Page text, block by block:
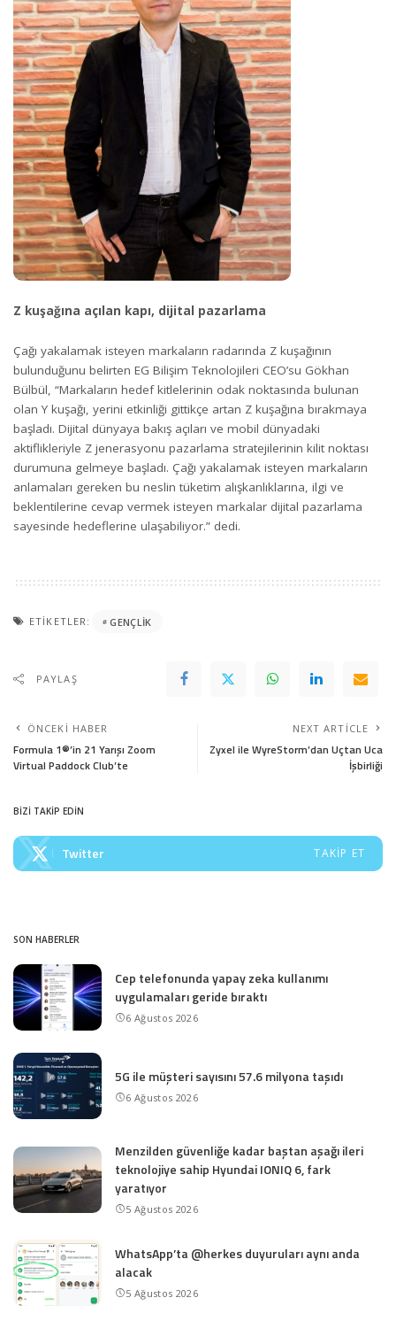
Z kuşağına açılan kapı, dijital pazarlama
Çağı yakalamak isteyen markaların radarında Z kuşağının
bulunduğunu belirten EG Bilişim Teknolojileri CEO’su Gökhan
Bülbül, “Markaların hedef kitlelerinin odak noktasında bulunan
olan Y kuşağı, yerini etkinliği gittikçe artan Z kuşağına bırakmaya
başladı. Dijital dünyaya bakış açıları ve mobil dünyadaki
aktiflikleriyle Z jenerasyonu pazarlama stratejilerinin kilit noktası
durumuna gelmeye başladı. Çağı yakalamak isteyen markaların
anlamaları gereken bu neslin tüketim alışkanlıklarına, ilgi ve
beklentilerine cevap vermek isteyen markalar dijital pazarlama
sayesinde hedeflerine ulaşabiliyor.” dedi.
ETIKETLER: GENÇLIK
PAYLAŞ
ÖNCEKI HABER
Formula 1®’in 21 Yarışı Zoom
Virtual Paddock Club’te
NEXT ARTICLE
Zyxel ile WyreStorm’dan Uçtan Uca
İşbirliği
BİZİ TAKİP EDİN
Twitter TAKIP ET
SON HABERLER
Cep telefonunda yapay zeka kullanımı
uygulamaları geride bıraktı
6 Ağustos 2026
5G ile müşteri sayısını 57.6 milyona taşıdı
6 Ağustos 2026
Menzilden güvenliğe kadar baştan aşağı ileri
teknolojiye sahip Hyundai IONIQ 6, fark
yaratıyor
5 Ağustos 2026
WhatsApp’ta @herkes duyuruları aynı anda
alacak
5 Ağustos 2026